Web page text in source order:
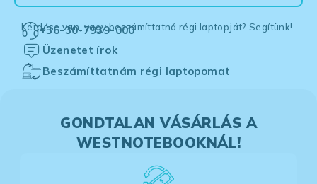
Kérdése van, vagy beszámíttatná régi laptopját? Segítünk!
+36-30-7939-000
Üzenetet írok
Beszámíttatnám régi laptopomat
GONDTALAN VÁSÁRLÁS A
WESTNOTEBOOKNÁL!